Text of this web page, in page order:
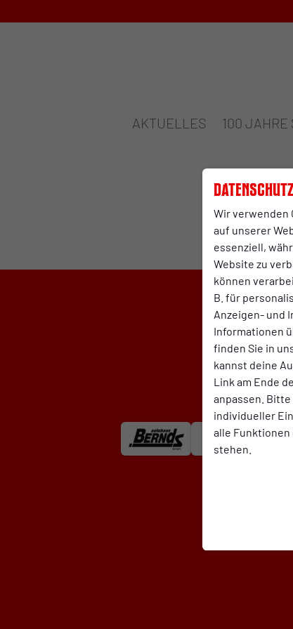
Wir verwenden
auf unserer
essenziell,
Website zu
können
B. für
Anzeigen- und
Informationen
finden Sie in
kannst deine
Link am Ende
anpassen.
individueller
alle Funktionen
stehen.
AKTUELLES 100 JAHRE